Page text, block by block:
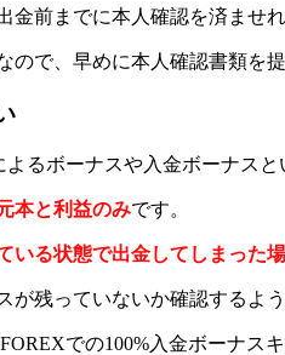
金前までに本人確認を済ませ
ので、早めに本人確認書類を
るボーナスや入金ボーナス
本と利益のみです。
いる状態で出金してしまった
が残っていないか確認するよう
での100%入金ボーナス